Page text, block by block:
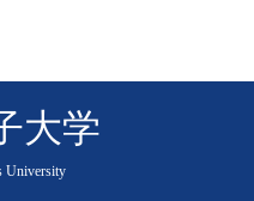
大学
University